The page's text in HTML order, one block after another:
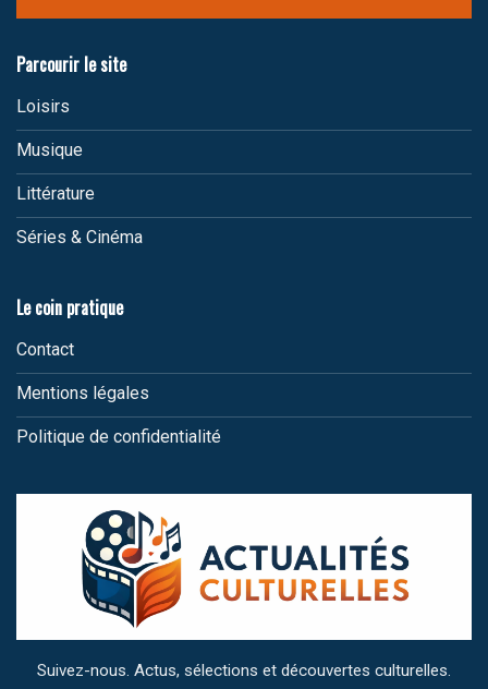
Parcourir le site
Loisirs
Musique
Littérature
Séries & Cinéma
Le coin pratique
Contact
Mentions légales
Politique de confidentialité
Suivez-nous. Actus, sélections et découvertes culturelles.